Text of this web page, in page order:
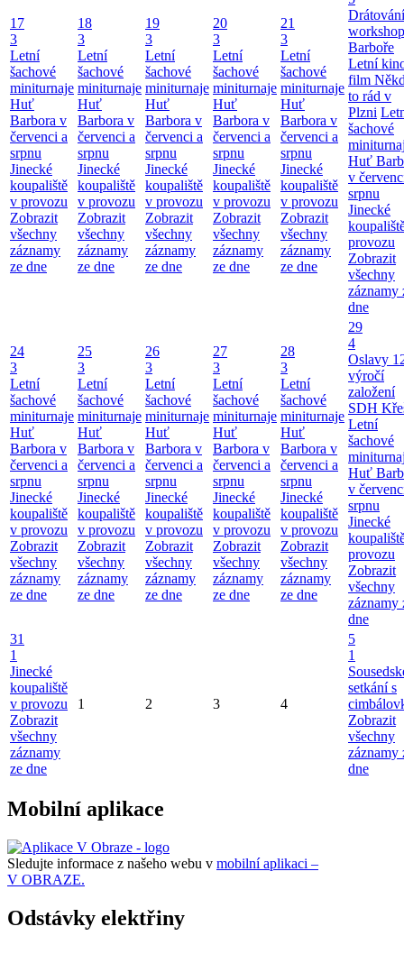
17
3
Letní
šachové
miniturnaje
Huť
Barbora v
červenci a
srpnu
Jinecké
koupaliště
v provozu
Zobrazit
všechny
záznamy
ze dne
18
3
Letní
šachové
miniturnaje
Huť
Barbora v
červenci a
srpnu
Jinecké
koupaliště
v provozu
Zobrazit
všechny
záznamy
ze dne
19
3
Letní
šachové
miniturnaje
Huť
Barbora v
červenci a
srpnu
Jinecké
koupaliště
v provozu
Zobrazit
všechny
záznamy
ze dne
20
3
Letní
šachové
miniturnaje
Huť
Barbora v
červenci a
srpnu
Jinecké
koupaliště
v provozu
Zobrazit
všechny
záznamy
ze dne
21
3
Letní
šachové
miniturnaje
Huť
Barbora v
červenci a
srpnu
Jinecké
koupaliště
v provozu
Zobrazit
všechny
záznamy
ze dne
Barboře
Letní
film
to rád v
Plzni
šachové
Huť
v
srpnu
Jinecké
provozu
Zobrazit
všechny
záznamy
dne
24
3
Letní
šachové
miniturnaje
Huť
Barbora v
červenci a
srpnu
Jinecké
koupaliště
v provozu
Zobrazit
všechny
záznamy
ze dne
25
3
Letní
šachové
miniturnaje
Huť
Barbora v
červenci a
srpnu
Jinecké
koupaliště
v provozu
Zobrazit
všechny
záznamy
ze dne
26
3
Letní
šachové
miniturnaje
Huť
Barbora v
červenci a
srpnu
Jinecké
koupaliště
v provozu
Zobrazit
všechny
záznamy
ze dne
27
3
Letní
šachové
miniturnaje
Huť
Barbora v
červenci a
srpnu
Jinecké
koupaliště
v provozu
Zobrazit
všechny
záznamy
ze dne
28
3
Letní
šachové
miniturnaje
Huť
Barbora v
červenci a
srpnu
Jinecké
koupaliště
v provozu
Zobrazit
všechny
záznamy
ze dne
29
4
Oslavy
výročí
založení
SDH
Letní
šachové
Huť
v
srpnu
Jinecké
provozu
Zobrazit
všechny
záznamy
dne
31
1
Jinecké
koupaliště
v provozu
Zobrazit
všechny
záznamy
ze dne
1 2 3 4
5
1
setkání s
Zobrazit
všechny
záznamy
dne
Mobilní aplikace
Sledujte informace z našeho webu v mobilní aplikaci –
V OBRAZE.
Odstávky elektřiny